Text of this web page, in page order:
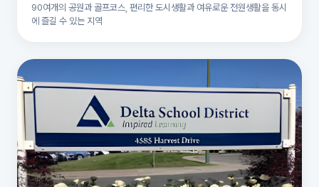
90여개의 공원과 골프코스, 편리한 도시생활과 여유로운 전원생활을 동시
에 즐길 수 있는 지역